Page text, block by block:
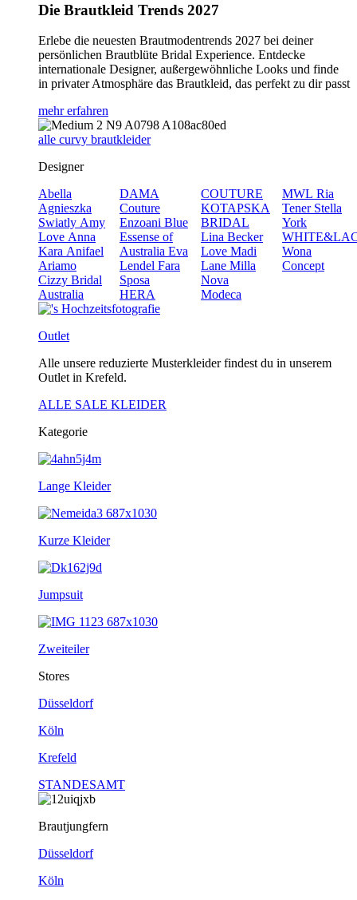
Die Brautkleid Trends 2027
Erlebe die neuesten Brautmodentrends 2027 bei deiner
persönlichen Brautblüte Bridal Experience. Entdecke
internationale Designer, außergewöhnliche Looks und finde
in privater Atmosphäre das Brautkleid, das perfekt zu dir passt
mehr erfahren
alle curvy brautkleider
Designer
Abella
Agnieszka
Swiatly Amy
Love Anna
Kara Anifael
Ariamo
Cizzy Bridal
Australia
DAMA
Couture
Enzoani Blue
Essense of
Australia Eva
Lendel Fara
Sposa
HERA
COUTURE
KOTAPSKA
BRIDAL
Lina Becker
Love Madi
Lane Milla
Nova
Modeca
MWL Ria
Tener Stella
York
Wona
Concept
Outlet
Alle unsere reduzierte Musterkleider findest du in unserem
Outlet in Krefeld.
ALLE SALE KLEIDER
Kategorie
Lange Kleider
Kurze Kleider
Jumpsuit
Zweiteiler
Stores
Düsseldorf
Köln
Krefeld
STANDESAMT
Brautjungfern
Düsseldorf
Köln